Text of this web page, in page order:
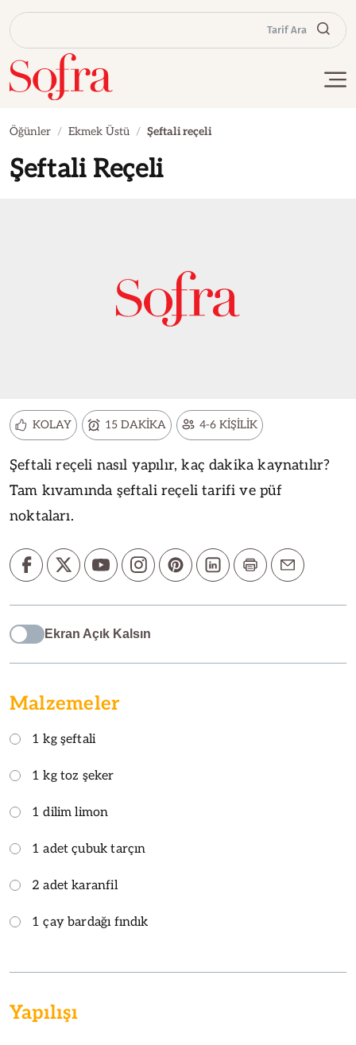
Tarif Ara
Öğünler Ekmek Üstü Şeftali reçeli
Şeftali Reçeli
KOLAY 15 DAKİKA 4-6 KİŞİLİK
Şeftali reçeli nasıl yapılır, kaç dakika kaynatılır?
Tam kıvamında şeftali reçeli tarifi ve püf
noktaları.
Ekran Açık Kalsın
Malzemeler
1 kg şeftali
1 kg toz şeker
1 dilim limon
1 adet çubuk tarçın
2 adet karanfil
1 çay bardağı fındık
Yapılışı